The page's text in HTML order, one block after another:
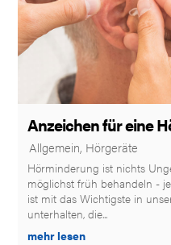
Anzeichen für eine
|
Allgemein, Hörgeräte
Hörminderung ist nichts
möglichst früh behandeln -
ist mit das Wichtigste in
unterhalten, die...
mehr lesen